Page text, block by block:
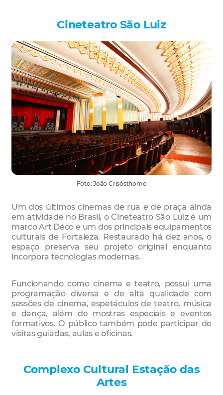
Cineteatro São Luiz
Foto: João Crisósthomo
Um dos últimos cinemas de rua e de praça ainda
em atividade no Brasil, o Cineteatro São Luiz é um
marco Art Déco e um dos principais equipamentos
culturais de Fortaleza. Restaurado há dez anos, o
espaço preserva seu projeto original enquanto
incorpora tecnologias modernas.
Funcionando como cinema e teatro, possui uma
programação diversa e de alta qualidade com
sessões de cinema, espetáculos de teatro, música
e dança, além de mostras especiais e eventos
formativos. O público também pode participar de
visitas guiadas, aulas e oficinas.
Complexo Cultural Estação das
Artes